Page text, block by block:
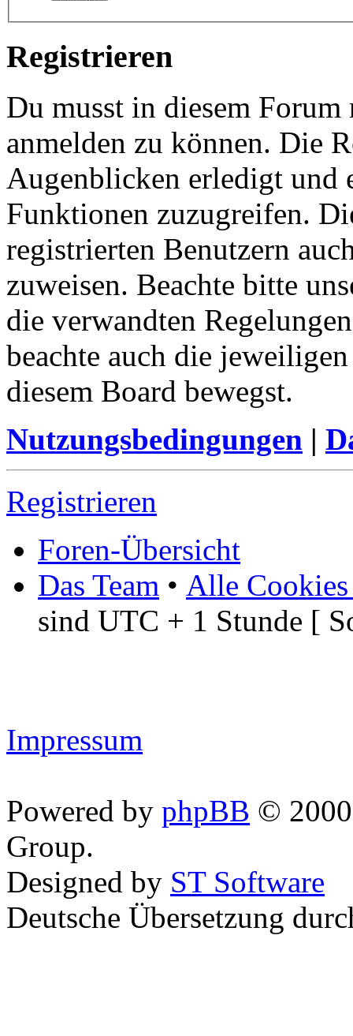
Registrieren
Du musst in diesem
anmelden zu können. Die
Augenblicken erledigt und
Funktionen zuzugreifen.
registrierten Benutzern
zuweisen. Beachte bitte
die verwandten
beachte auch die
diesem Board bewegst.
Nutzungsbedingungen |
Registrieren
Foren-Übersicht
Das Team • Alle Cookies
sind UTC + 1 Stunde [
Impressum
Powered by phpBB ©
Group.
Designed by ST Software
Deutsche Übersetzung